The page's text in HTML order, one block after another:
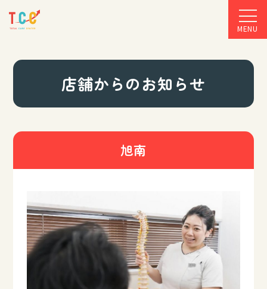
MENU
店舗からのお知らせ
旭南